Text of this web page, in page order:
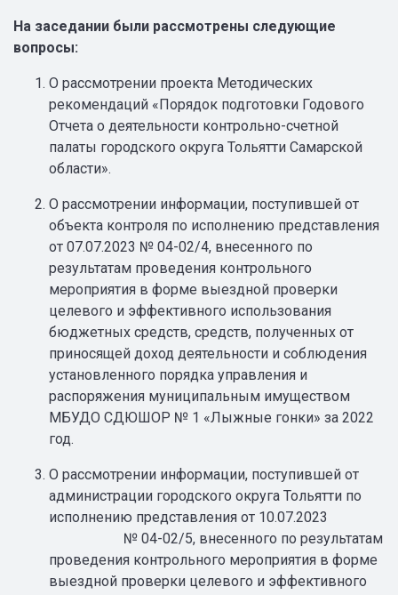
На заседании были рассмотрены следующие
вопросы:
О рассмотрении проекта Методических
рекомендаций «Порядок подготовки Годового
Отчета о деятельности контрольно-счетной
палаты городского округа Тольятти Самарской
области».
О рассмотрении информации, поступившей от
объекта контроля по исполнению представления
от 07.07.2023 № 04-02/4, внесенного по
результатам проведения контрольного
мероприятия в форме выездной проверки
целевого и эффективного использования
бюджетных средств, средств, полученных от
приносящей доход деятельности и соблюдения
установленного порядка управления и
распоряжения муниципальным имуществом
МБУДО СДЮШОР № 1 «Лыжные гонки» за 2022
год.
О рассмотрении информации, поступившей от
администрации городского округа Тольятти по
исполнению представления от 10.07.2023
№ 04-02/5, внесенного по результатам
проведения контрольного мероприятия в форме
выездной проверки целевого и эффективного